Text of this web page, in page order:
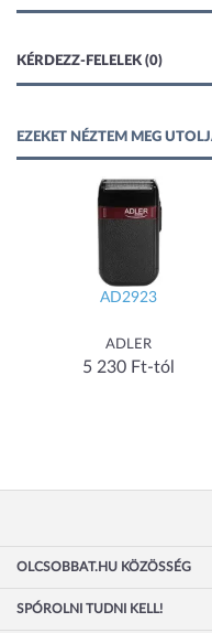
KÉRDEZZ-FELELEK (0)
EZEKET NÉZTEM MEG
AD2923
ADLER
5 230 Ft-tól
OLCSOBBAT.HU KÖZÖSSÉG
SPÓROLNI TUDNI KELL!